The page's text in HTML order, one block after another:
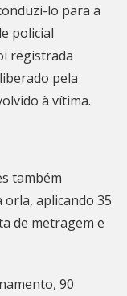
lo para a
policial
registrada
pela
à vítima.
também
orla, aplicando 35
de metragem e
90